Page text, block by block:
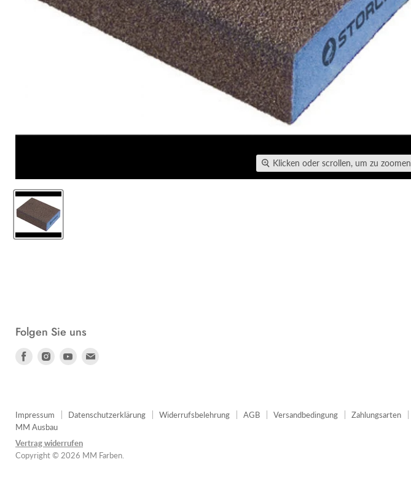
Klicken oder scrollen, um zu zoomen
Folgen Sie uns
Finden
Facebook
Finden
Instagram
Finden
Youtube
E-
Impressum Datenschutzerklärung Widerrufsbelehrung AGB Versandbedingung Zahlungsarten
MM Ausbau
Vertrag widerrufen
Copyright © 2026 MM Farben.